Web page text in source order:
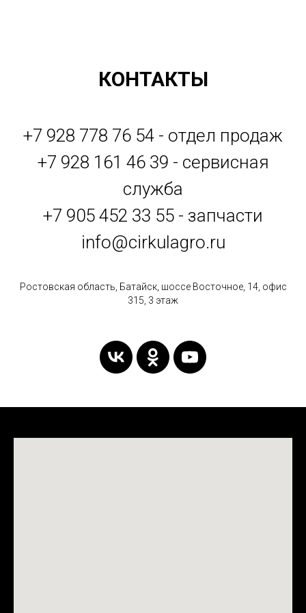
КОНТАКТЫ
+7 928 778 76 54 - отдел продаж
+7 928 161 46 39 - сервисная
служба
+7 905 452 33 55 - запчасти
info@cirkulagro.ru
Ростовская область, Батайск, шоссе Восточное, 14, офис
315, 3 этаж